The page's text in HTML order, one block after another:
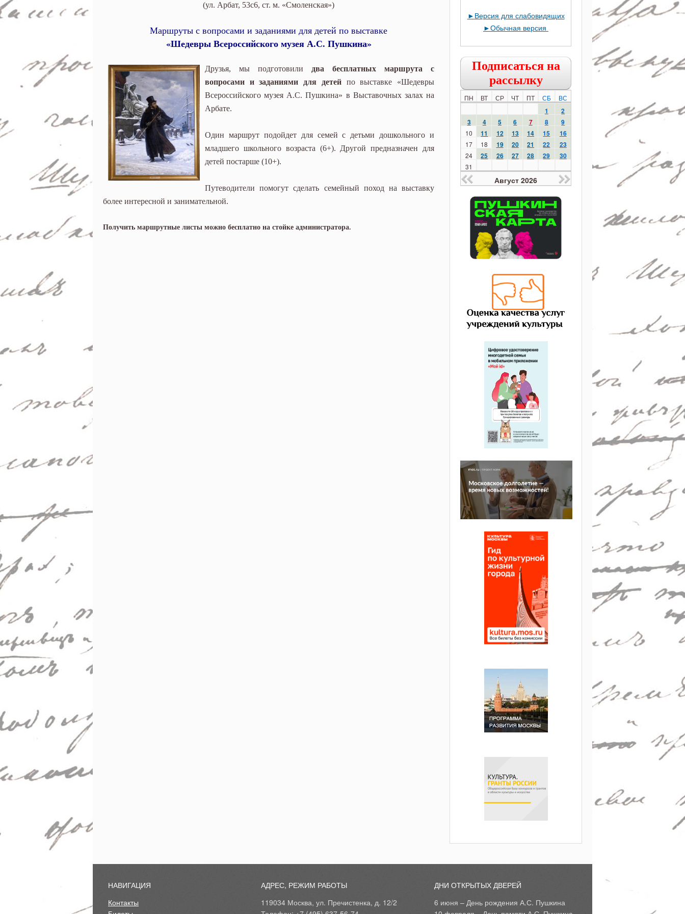
по выставке «Шедевры Всероссийского музея
А.С. Пушкина»
(ул. Арбат, 53с6, ст. м. «Смоленская»)
Маршруты с вопросами и заданиями для детей по выставке
«Шедевры Всероссийского музея А.С. Пушкина»
Друзья, мы подготовили два бесплатных маршрута с
вопросами и заданиями для детейпо выставке «Шедевры
Всероссийского музея А.С. Пушкина» в Выставочных залах на
Арбате.
Один маршрут подойдет для семей с детьми дошкольного и
младшего школьного возраста (6+). Другой предназначен для
детей постарше (10+).
Путеводители помогут сделать семейный поход на выставку
более интересной и занимательной.
Получить маршрутные листы можно бесплатно на стойке администратора.
► Версия для слабовидящих
►Обычная версия
Подписаться на
рассылку
ПН ВТ СР ЧТ ПТ СБ ВС
1
2
3
4 5 6 7 8 9
10 11 12 13 14 15 16
17 18 19 20 21 22 23
24 25 26 27 28 29 30
31
Август 2026
НАВИГАЦИЯ
Контакты
АДРЕС, РЕЖИМ РАБОТЫ
119034 Москва, ул. Пречистенка, д. 12/2
ДНИ ОТКРЫТЫХ ДВЕРЕЙ
6 июня – День рождения А.С. Пушкина